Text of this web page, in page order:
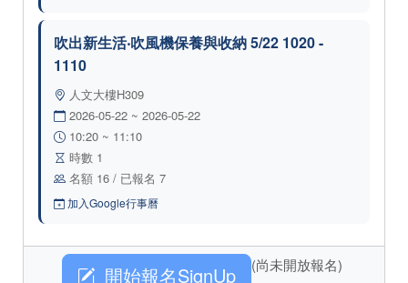
吹出新生活‧吹風機保養與收納 5/22 1020 -
1110
人文大樓H309
2026-05-22 ~ 2026-05-22
10:20 ~ 11:10
時數 1
名額 16 / 已報名 7
加入Google行事曆
開始報名SignUp (尚未開放報名)